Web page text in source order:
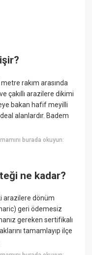
rakım arasında
çakıllı arazilere dikimi
bakan hafif meyilli
alanlardır. Badem
burada okuyun:
ne kadar?
arazilere dönüm
geri ödemesiz
gereken sertifikalı
tamamlayıp ilçe